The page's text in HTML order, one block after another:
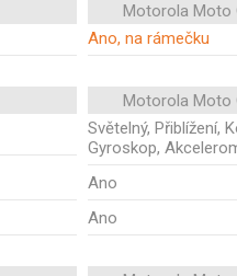
Motorola Moto
Ano, na rámečku
Motorola Moto
Světelný, Přiblížení,
Gyroskop,
Ano
Ano